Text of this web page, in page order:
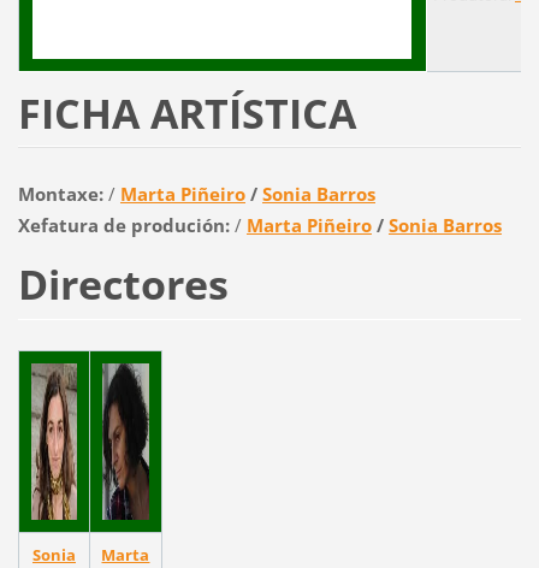
FICHA ARTÍSTICA
Montaxe: / Marta Piñeiro/ Sonia Barros
Xefatura de produción: / Marta Piñeiro/ Sonia Barros
Directores
Sonia
Marta